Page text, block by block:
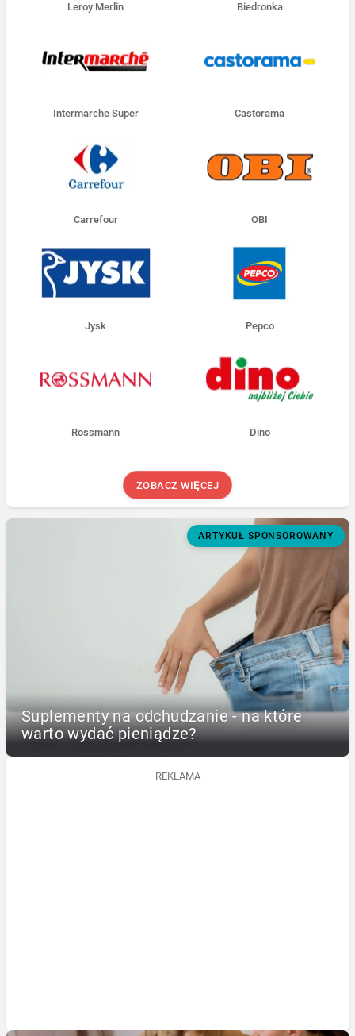
Leroy Merlin Biedronka
Intermarche Super Castorama
Carrefour OBI
Jysk Pepco
Rossmann Dino
ZOBACZ WIĘCEJ
ARTYKUŁ SPONSOROWANY
Suplementy na odchudzanie - na które
warto wydać pieniądze?
REKLAMA